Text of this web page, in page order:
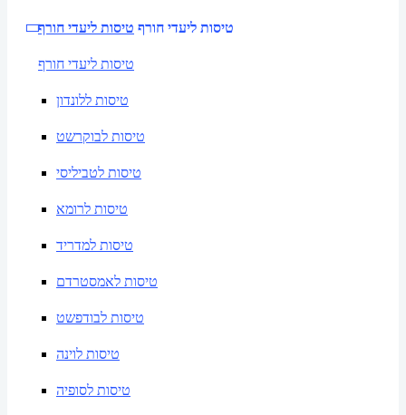
טיסות ליעדי חורף טיסות ליעדי חורף
טיסות ליעדי חורף
טיסות ללונדון
טיסות לבוקרשט
טיסות לטביליסי
טיסות לרומא
טיסות למדריד
טיסות לאמסטרדם
טיסות לבודפשט
טיסות לוינה
טיסות לסופיה